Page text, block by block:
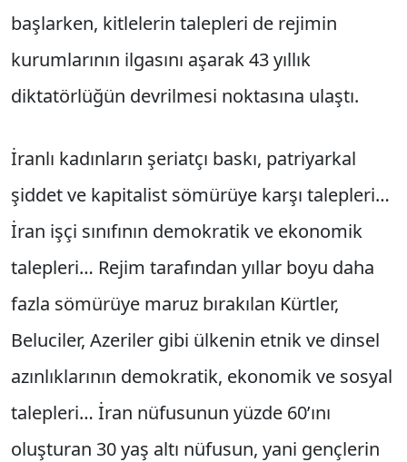
başlarken, kitlelerin talepleri de rejimin
kurumlarının ilgasını aşarak 43 yıllık
diktatörlüğün devrilmesi noktasına ulaştı.
İranlı kadınların şeriatçı baskı, patriyarkal
şiddet ve kapitalist sömürüye karşı talepleri…
İran işçi sınıfının demokratik ve ekonomik
talepleri… Rejim tarafından yıllar boyu daha
fazla sömürüye maruz bırakılan Kürtler,
Beluciler, Azeriler gibi ülkenin etnik ve dinsel
azınlıklarının demokratik, ekonomik ve sosyal
talepleri… İran nüfusunun yüzde 60’ını
oluşturan 30 yaş altı nüfusun, yani gençlerin